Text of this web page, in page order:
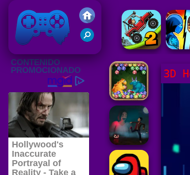
Juegos Friv 2020
3D